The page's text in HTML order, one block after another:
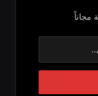
مجاناً